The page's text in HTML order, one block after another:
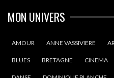
MON UNIVERS
AMOUR ANNE VASSIVIERE
BLUES BRETAGNE CINEMA